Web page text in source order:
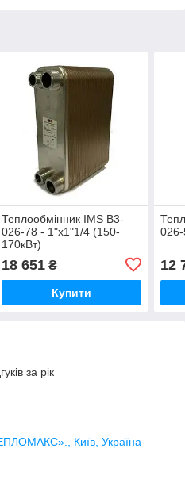
Теплообмінник IMS B3-
026-78 - 1"х1"1/4 (150-
170кВт)
18 651₴
Купити
12
за рік
Київ, Україна